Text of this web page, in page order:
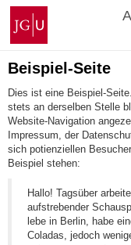
Zum
Inhalt
springen
Johannes
Gutenberg-
Universität
Mainz
Beispiel-Seite
Dies ist eine Beispiel-
stets an derselben Stelle
Website-Navigation
Impressum, der
sich potienziellen
Beispiel stehen:
Hallo! Tagsüber
aufstrebender
lebe in Berlin, habe
Coladas, jedoch